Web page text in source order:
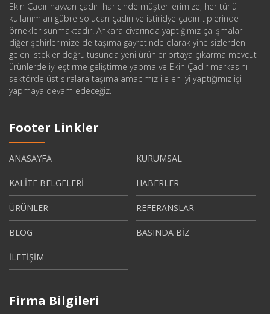
Ekin Çadır hayvan çadırı haricinde müşterilerimize; her türlü
kullanımları gübre solucan çadırı ve istiridye çadırı tiplerinde
örnekler sunmaktadır. Ankara civarında yaptığımız çalışmaları
diğer şehirlerimize de taşıma gayretinde olarak yine sizlerden
gelen istekler doğrultusunda yeni ürünler ortaya çıkarma mevcut
ürünlerde iyileştirme geliştirme yapma ve Ekin Çadır markasını
sektörde üst sıralara taşıma amacımız ile en iyi yaptığımız işi
yapmaya devam edeceğiz.
Footer Linkler
ANASAYFA KURUMSAL
KALİTE BELGELERİ HABERLER
ÜRÜNLER REFERANSLAR
BLOG BASINDA BİZ
İLETİŞİM
Firma Bilgileri